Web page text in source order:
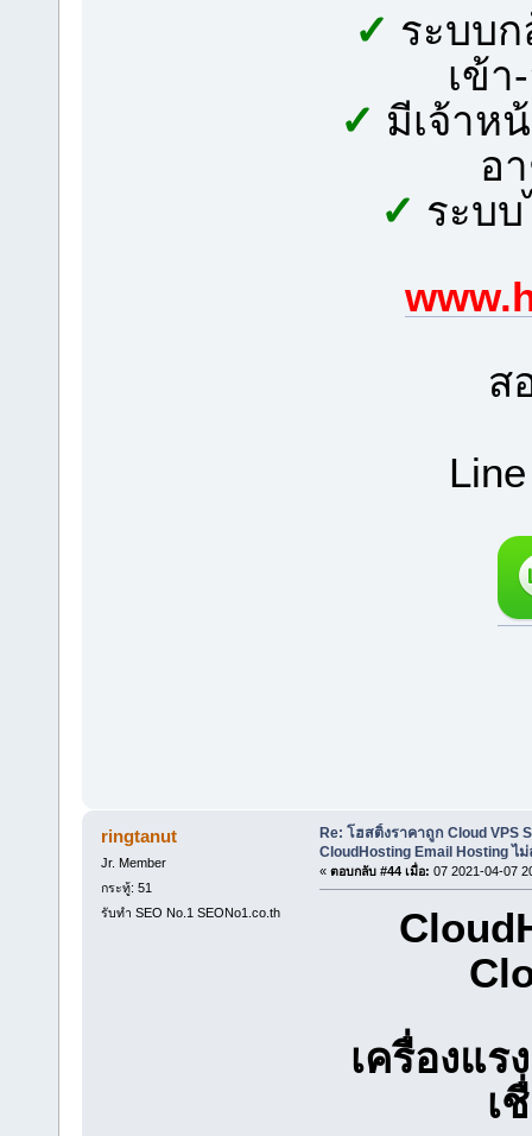
✓ ระบบ
เข้
✓ มีเจ้าห
อ
✓ ระบ
ส
ringtanut
Jr. Member
กระทู้: 51
รับทำ SEO No.1 SEONo1.co.th
Re: โฮสติ้งราคาถูก Cloud VPS
CloudHosting Email Hosting ไ
« ตอบกลับ #44 เมื่อ: 07 2021-04-07
เครื่องแ
เ